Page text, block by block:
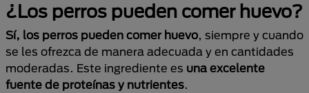
¿Los perros pueden comer huevo?
Sí, los perros pueden comer huevo, siempre y cuando
se les ofrezca de manera adecuada y en cantidades
moderadas. Este ingrediente es una excelente
fuente de proteínas y nutrientes.